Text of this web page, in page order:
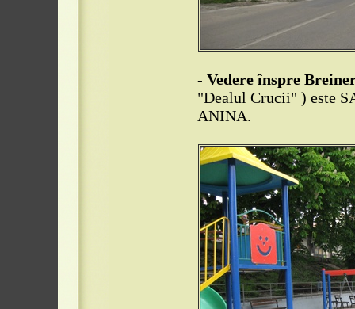
- Vedere înspre
"Dealul Crucii" ) este
ANINA.